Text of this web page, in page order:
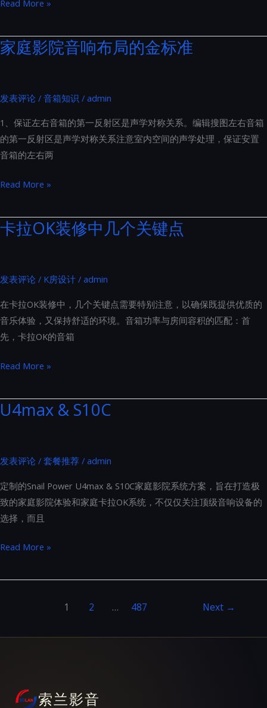
南
家
庭
时，
见
的
误
区
意
Read More »
家庭影院音响布局的金标准
发表评论 / 音箱知识 / admin
1、保证左右音箱的第一反射区是声学对称关系。编辑搜图左右音箱
的第一反射区是声学对称关系注意室内空间的声学处理，保证安置
音箱的左右两
家
影
院
布
的
金
标
准
Read More »
卡拉OK装修中几个关键点
发表评论 / K房设计 / admin
在卡拉OK装修中，几个关键点需要特别注意，以确保既提供优质的
音乐体验，又保持舒适的环境。音箱功率与房间容积的匹配：首
先，卡拉OK的音箱
卡
OK
装
几
关
键
点
Read More »
U4max & S10C
发表评论 / 套餐推荐 / admin
定制的Snail Power U4max & S10C家庭影院系统方案，旨在打造极
致的家庭影院体验和家庭卡拉OK系统，不仅仅关注顶级音响设备的
选择，而且
U4max
S10C
Read More »
1 2 … 487 Next →
索兰影音